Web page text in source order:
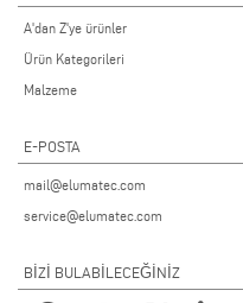
A'dan Z'ye ürünler
Ürün Kategorileri
Malzeme
E-POSTA
mail@elumatec.com
service@elumatec.com
BİZİ BULABİLECEĞİNİZ